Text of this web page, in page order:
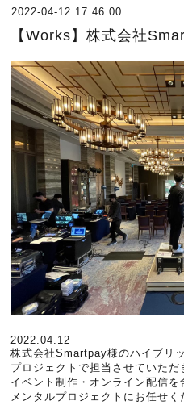
2022-04-12 17:46:00
【Works】株式会社
2022.04.12
株式会社Smartpay様のハイブリ
プロジェクトで担当させていただ
イベント制作・オンライン配信
メンタルプロジェクトにお任せく